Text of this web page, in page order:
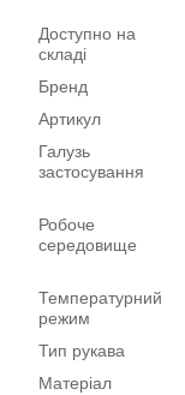
Доступно на
складі
Бренд
Артикул
Галузь
застосування
Робоче
середовище
Температурний
режим
Тип рукава
Матеріал